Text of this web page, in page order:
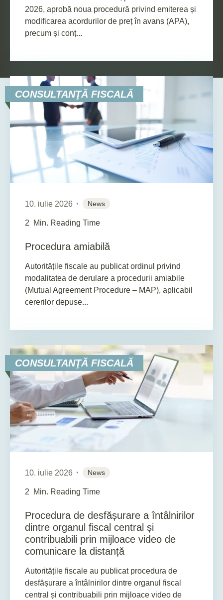
2026, aprobă noua procedură privind emiterea și
modificarea acordurilor de preț în avans (APA),
precum și conț...
CONSULTANŢĂ FISCALĂ
10. iulie 2026 News
2 Min. Reading Time
Procedura amiabilă
Autoritățile fiscale au publicat ordinul privind
modalitatea de derulare a procedurii amiabile
(Mutual Agreement Procedure – MAP), aplicabil
cererilor depuse...
CONSULTANŢĂ FISCALĂ
10. iulie 2026 News
2 Min. Reading Time
Procedura de desfășurare a întâlnirilor
dintre organul fiscal central și
contribuabili prin mijloace video de
comunicare la distanță
Autoritățile fiscale au publicat procedura de
desfășurare a întâlnirilor dintre organul fiscal
central și contribuabili prin mijloace video de